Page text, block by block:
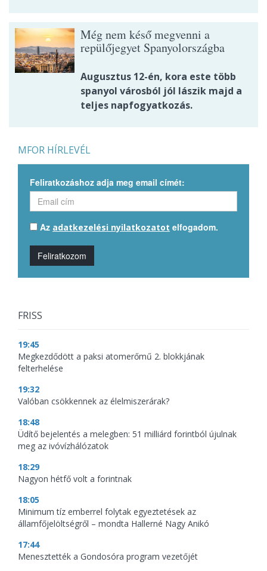
Még nem késő megvenni a
repülőjegyet Spanyolországba
Augusztus 12-én, kora este több
spanyol városból jól lászik majd a
teljes napfogyatkozás.
MFOR HÍRLEVÉL
Feliratkozáshoz adja meg email címét:
Az adatkezelési nyilatkozatot elfogadom.
Feliratkozom
FRISS
19:45
Megkezdődött a paksi atomerőmű 2. blokkjának
felterhelése
19:32
Valóban csökkennek az élelmiszerárak?
18:48
Üdítő bejelentés a melegben: 51 milliárd forintból újulnak
meg az ivóvízhálózatok
18:29
Nagyon hétfő volt a forintnak
18:05
Minimum tíz emberrel folytak egyeztetések az
államfőjelöltségről – mondta Hallerné Nagy Anikó
17:44
Menesztették a Gondosóra program vezetőjét